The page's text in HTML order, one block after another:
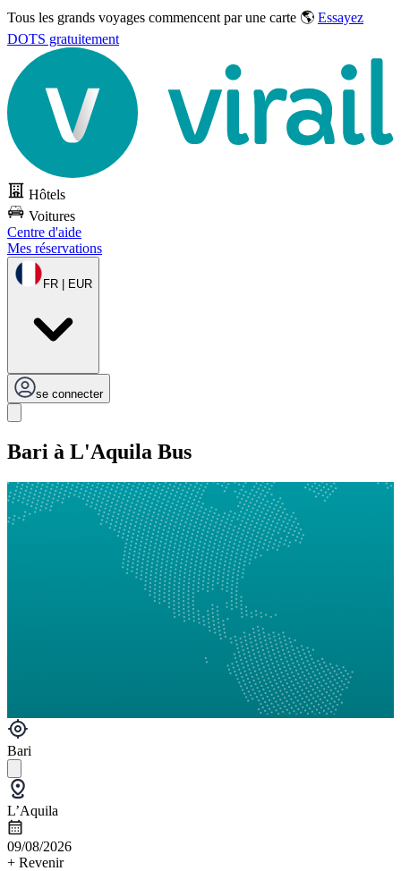
Tous les grands voyages commencent par une carte 🌎 Essayez
DOTS gratuitement
Hôtels
Voitures
Centre d'aide
Mes réservations
FR | EUR
se connecter
Bari à L'Aquila Bus
Bari
L’Aquila
09/08/2026
+ Revenir